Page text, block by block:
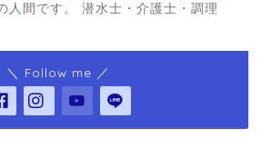
人間です。 潜水士・介護士・調理
＼ Follow me ／